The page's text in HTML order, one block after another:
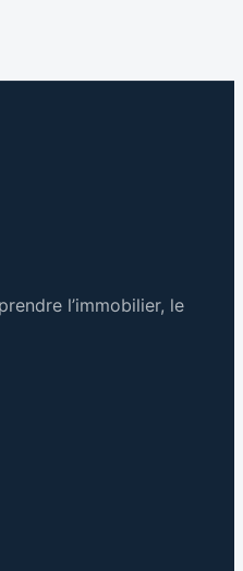
l’immobilier, le